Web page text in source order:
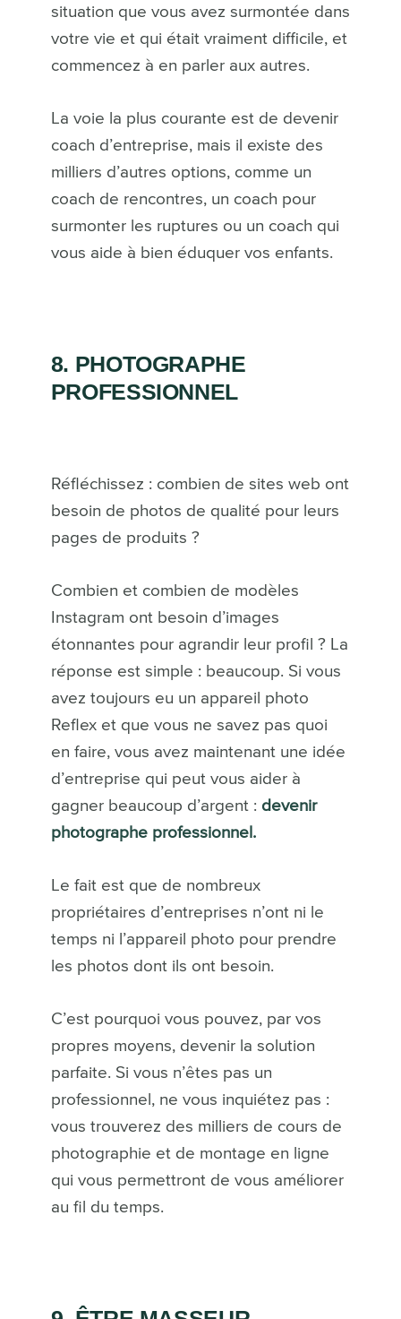
situation que vous avez surmontée dans
votre vie et qui était vraiment difficile, et
commencez à en parler aux autres.
La voie la plus courante est de devenir
coach d’entreprise, mais il existe des
milliers d’autres options, comme un
coach de rencontres, un coach pour
surmonter les ruptures ou un coach qui
vous aide à bien éduquer vos enfants.
8. PHOTOGRAPHE
PROFESSIONNEL
Réfléchissez : combien de sites web ont
besoin de photos de qualité pour leurs
pages de produits ?
Combien et combien de modèles
Instagram ont besoin d’images
étonnantes pour agrandir leur profil ? La
réponse est simple : beaucoup. Si vous
avez toujours eu un appareil photo
Reflex et que vous ne savez pas quoi
en faire, vous avez maintenant une idée
d’entreprise qui peut vous aider à
gagner beaucoup d’argent : devenir
photographe professionnel.
Le fait est que de nombreux
propriétaires d’entreprises n’ont ni le
temps ni l’appareil photo pour prendre
les photos dont ils ont besoin.
C’est pourquoi vous pouvez, par vos
propres moyens, devenir la solution
parfaite. Si vous n’êtes pas un
professionnel, ne vous inquiétez pas :
vous trouverez des milliers de cours de
photographie et de montage en ligne
qui vous permettront de vous améliorer
au fil du temps.